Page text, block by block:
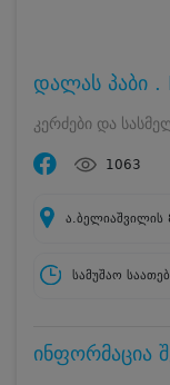
დალას პაბი .
კერძები და
1063
ა.ბელიაშვილის
სამუშაო
ინფორმაცია